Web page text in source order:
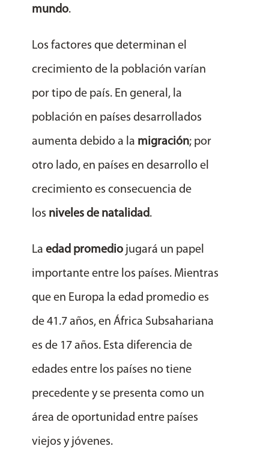
mundo.
Los factores que determinan el
crecimiento de la población varían
por tipo de país. En general, la
población en países desarrollados
aumenta debido a la migración; por
otro lado, en países en desarrollo el
crecimiento es consecuencia de
los niveles de natalidad.
Laedad promedio jugará un papel
importante entre los países. Mientras
que en Europa la edad promedio es
de41.7 años, en África Subsahariana
es de 17 años. Esta diferencia de
edades entre los países no tiene
precedente y se presenta como un
área de oportunidad entre países
viejos y jóvenes.